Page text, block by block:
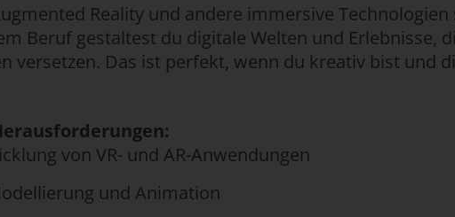
Reality und andere immersive Technologien
Beruf gestaltest du digitale Welten und Erlebnisse,
versetzen. Das ist perfekt, wenn du kreativ bist und
von VR- und AR-Anwendungen
und Animation